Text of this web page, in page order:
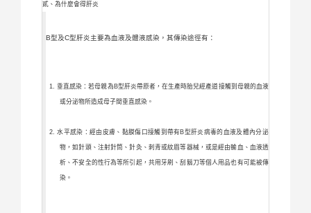
貳、為什麼會得肝炎
B型及C型肝炎主要為血液及體液感染，其傳染途徑有：
垂直感染：若母親為B型肝炎帶原者，在生產時胎兒經產道接觸到母親的血液
或分泌物所造成母子間垂直感染。
水平感染：經由皮膚、黏膜傷口接觸到帶有B型肝炎病毒的血液及體內分泌
物，如針頭、注射針筒、針灸、刺青或紋眉等器械，或是經由輸血、血液透
析、不安全的性行為等所引起，共用牙刷、刮鬍刀等個人用品也有可能被傳
染。